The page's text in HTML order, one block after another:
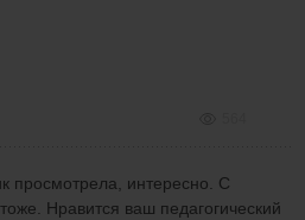
просмотрела, интересно. С
Нравится ваш педагогический